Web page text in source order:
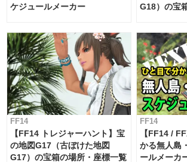
ケジュールメーカー
G18）の宝
FF14
【FF14 トレジャーハント】宝
の地図G17（古ぼけた地図
G17）の宝箱の場所・座標一覧
FF14
【FF14 /
かる無人島
ールメーカ